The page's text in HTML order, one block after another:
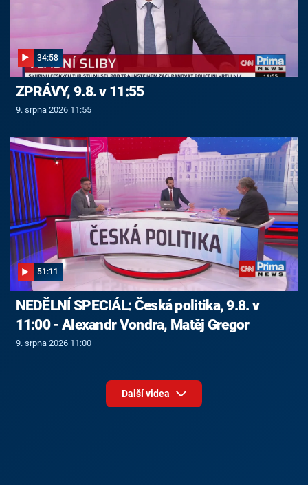
34:58
ZPRÁVY, 9.8. v 11:55
9. srpna 2026 11:55
51:11
NEDĚLNÍ SPECIÁL: Česká politika, 9.8. v
11:00 - Alexandr Vondra, Matěj Gregor
9. srpna 2026 11:00
Další videa